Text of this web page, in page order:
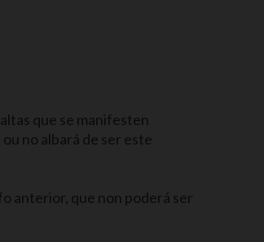
que se manifesten
no albará de ser este
anterior, que non poderá ser